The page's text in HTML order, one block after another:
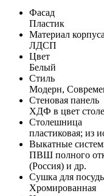
Фасад
Пластик
Материал корпуса
ЛДСП
Цвет
Белый
Стиль
Модерн,
Стеновая панель
ХДФ в цвет
Столешница
пластиковая; из
Выкатные
ПВШ полного
(Россия) и др.
Сушка для
Хромированная